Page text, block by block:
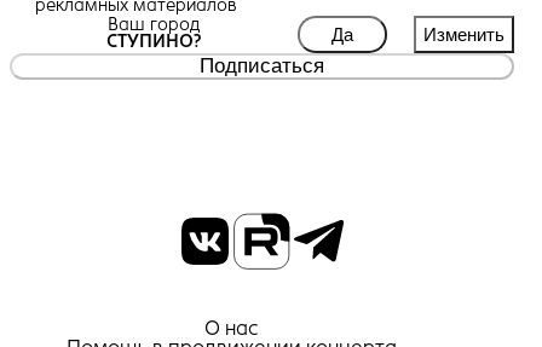
рекламных материалов
Ваш город
СТУПИНО?
Да Изменить
Подписаться
О нас